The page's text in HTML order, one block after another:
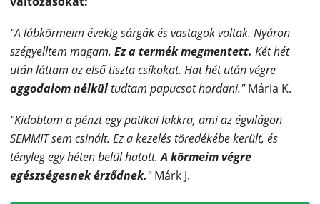
"A lábkörmeim évekig sárgák és vastagok voltak. Nyáron
szégyelltem magam. Ez a termék megmentett. Két hét
után láttam az első tiszta csíkokat. Hat hét után végre
aggodalom nélkültudtam papucsot hordani."Mária K.
"Kidobtam a pénzt egy patikai lakkra, ami az égvilágon
SEMMIT sem csinált. Ez a kezelés töredékébe került, és
tényleg egy héten belül hatott.A körmeim végre
egészségesnek érződnek."Márk J.